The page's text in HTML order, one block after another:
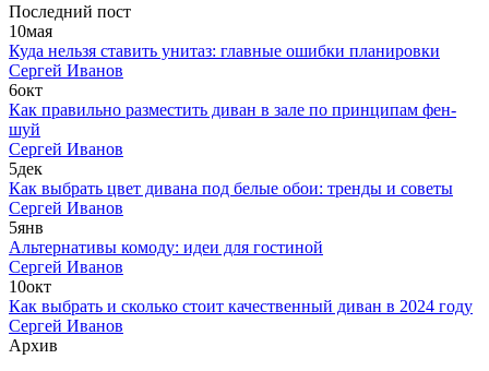
Последний пост
10мая
Куда нельзя ставить унитаз: главные ошибки планировки
Сергей Иванов
6окт
Как правильно разместить диван в зале по принципам фен-
шуй
Сергей Иванов
5дек
Как выбрать цвет дивана под белые обои: тренды и советы
Сергей Иванов
5янв
Альтернативы комоду: идеи для гостиной
Сергей Иванов
10окт
Как выбрать и сколько стоит качественный диван в 2024 году
Сергей Иванов
Архив